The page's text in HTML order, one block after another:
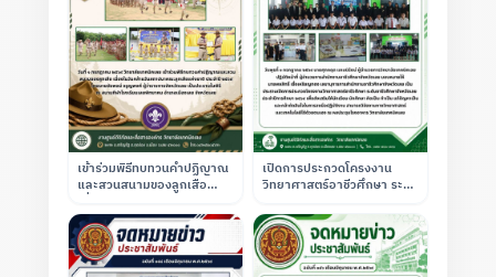
เข้าร่วมพิธีทบทวนคำปฏิญาณ
และสวนสนามของลูกเสือ
คณะลูกเสือแห่งชาติ ณ
โรงเรียนเลยพิทยาคม
เปิดการประกวดโครงงาน
วิทยาศาสตร์อาชีวศึกษา ระดับ
ปีการศึกษา 2569